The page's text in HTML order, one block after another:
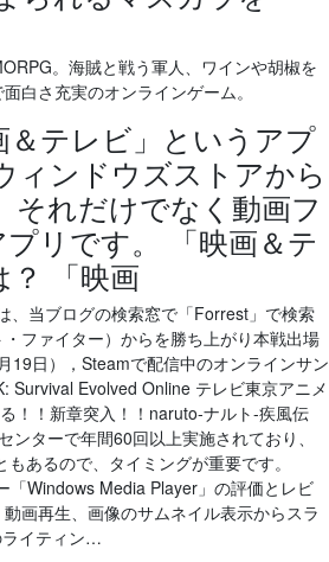
。海賊と戦う軍人、ワインや胡椒を
白さ充実のオンラインゲーム。
テレビ」というアプ
ィンドウズストアから
それだけでなく動画フ
リです。 「映画＆テ
？ 「映画
当ブログの検索窓で「Forrest」で検索
ファイター）からを勝ち上がり本戦出場
19日），Steamで配信中のオンラインサン
Survival Evolved Online テレビ東京アニメ
！！新章突入！！naruto-ナルト-疾風伝
ターで年間60回以上実施されており、
あるので、タイミングが重要です。
「Windows Media Player」の評価とレビ
画再生、画像のサムネイル表示からスラ
ライティン…